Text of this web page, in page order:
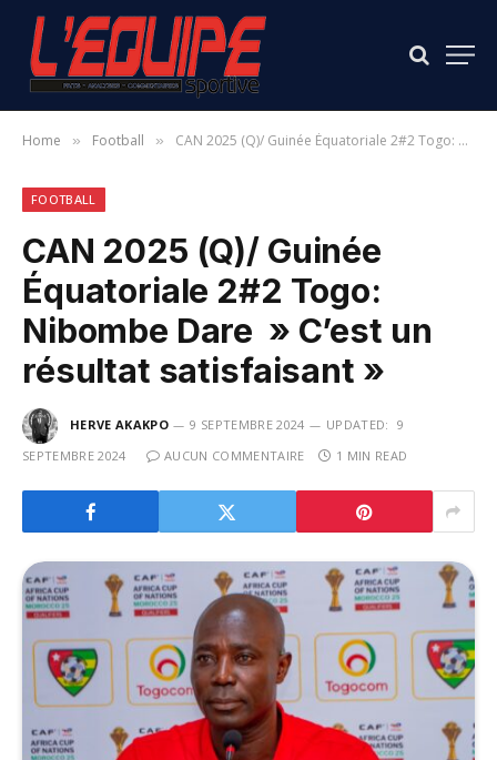
Home » Football » CAN 2025 (Q)/ Guinée Équatoriale 2#2 Togo: Nibombe Dare » C’est un résultat satisfaisant »
FOOTBALL
CAN 2025 (Q)/ Guinée
Équatoriale 2#2 Togo:
Nibombe Dare » C’est un
résultat satisfaisant »
HERVE AKAKPO 9 SEPTEMBRE 2024 UPDATED: 9
SEPTEMBRE 2024
AUCUN COMMENTAIRE 1 MIN READ